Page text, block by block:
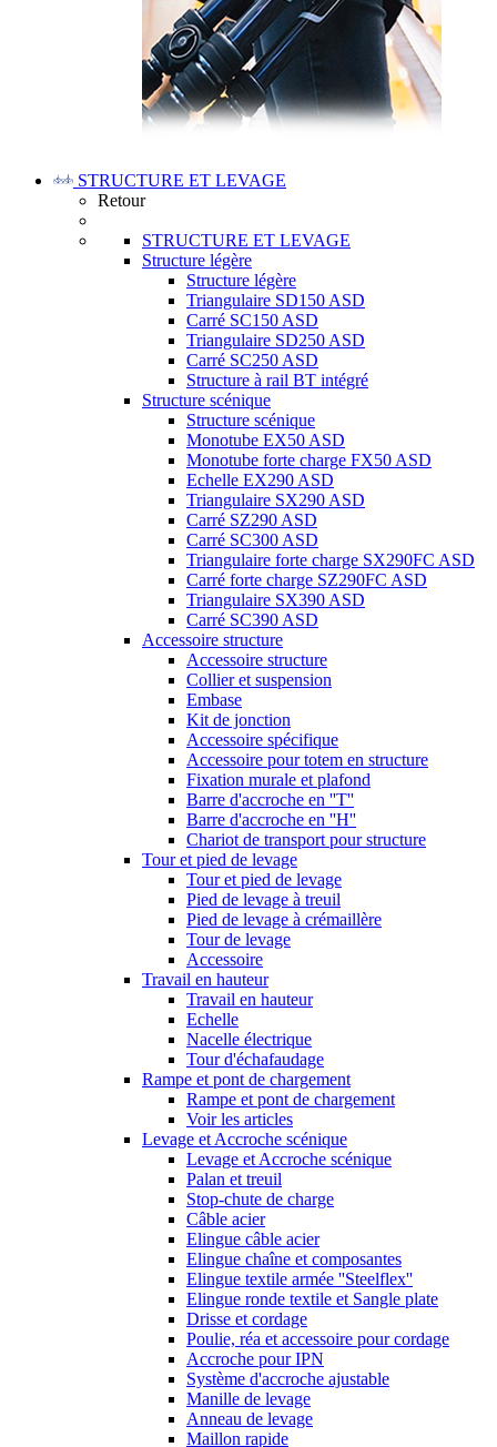
STRUCTURE ET LEVAGE
Retour
STRUCTURE ET LEVAGE
Structure légère
Structure légère
Triangulaire SD150 ASD
Carré SC150 ASD
Triangulaire SD250 ASD
Carré SC250 ASD
Structure à rail BT intégré
Structure scénique
Structure scénique
Monotube EX50 ASD
Monotube forte charge FX50 ASD
Echelle EX290 ASD
Triangulaire SX290 ASD
Carré SZ290 ASD
Carré SC300 ASD
Triangulaire forte charge SX290FC ASD
Carré forte charge SZ290FC ASD
Triangulaire SX390 ASD
Carré SC390 ASD
Accessoire structure
Accessoire structure
Collier et suspension
Embase
Kit de jonction
Accessoire spécifique
Accessoire pour totem en structure
Fixation murale et plafond
Barre d'accroche en ''T''
Barre d'accroche en ''H''
Chariot de transport pour structure
Tour et pied de levage
Tour et pied de levage
Pied de levage à treuil
Pied de levage à crémaillère
Tour de levage
Accessoire
Travail en hauteur
Travail en hauteur
Echelle
Nacelle électrique
Tour d'échafaudage
Rampe et pont de chargement
Rampe et pont de chargement
Voir les articles
Levage et Accroche scénique
Levage et Accroche scénique
Palan et treuil
Stop-chute de charge
Câble acier
Elingue câble acier
Elingue chaîne et composantes
Elingue textile armée ''Steelflex''
Elingue ronde textile et Sangle plate
Drisse et cordage
Poulie, réa et accessoire pour cordage
Accroche pour IPN
Système d'accroche ajustable
Manille de levage
Anneau de levage
Maillon rapide